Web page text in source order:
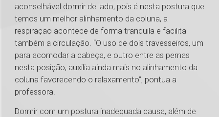
aconselhável dormir de lado, pois é nesta postura que
temos um melhor alinhamento da coluna, a
respiração acontece de forma tranquila e facilita
também a circulação. “O uso de dois travesseiros, um
para acomodar a cabeça, e outro entre as pernas
nesta posição, auxilia ainda mais no alinhamento da
coluna favorecendo o relaxamento”, pontua a
professora.
Dormir com um postura inadequada causa, além de